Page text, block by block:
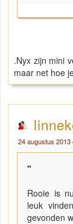
.Nyx zijn mini
maar net hoe
24 augustus 2013
"
Rooie is
leuk
gevonden